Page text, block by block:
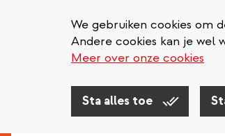
We gebruiken cookies om
Andere cookies kan je wel
Meer over onze cookies
Sta alles toe